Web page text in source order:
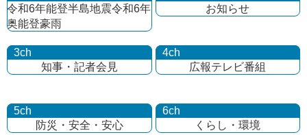
令和6年能登半島地震令和6年
奥能登豪雨
お知らせ
3ch
知事・記者会見
4ch
広報テレビ番組
5ch
防災・安全・安心
6ch
くらし・環境